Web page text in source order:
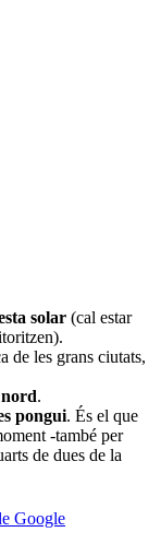
solar (cal estar
de les grans ciutats,
.
pongui. És el que
-també per
de dues de la
Google